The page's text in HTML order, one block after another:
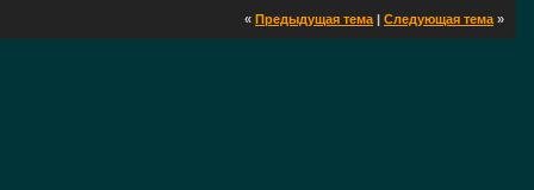
« Предыдущая тема | Следующая тема »